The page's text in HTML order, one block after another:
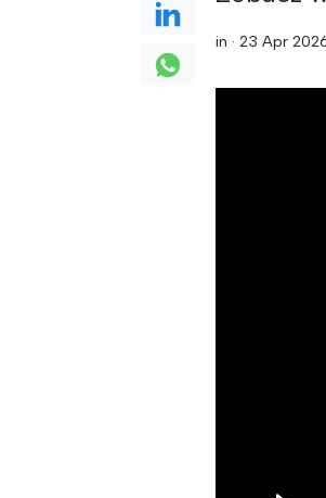
in ·23 Apr